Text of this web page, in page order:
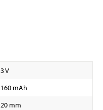
3 V
160 mAh
20 mm